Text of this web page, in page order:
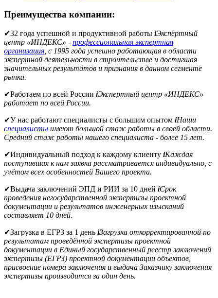
Преимущества компании:
✔32 года успешной и продуктивной работы iЭкспертный
центр «ИНДЕКС» - профессиональная экспертная
организация, с 1995 года успешно работающая в области
экспертной деятельности в строительстве и достигшая
значительных результатов и признания в данном сегменте
рынка.
✔Работаем по всей России iЭкспертный центр «ИНДЕКС»
работает по всей России.
✔У нас работают специалисты с большим опытом iНаши
специалисты имеют большой стаж работы в своей области.
Средний стаж работы нашего специалиста - более 15 лет.
✔Индивидуальный подход к каждому клиенту iКаждая
поступившая к нам заявка рассматривается индивидуально, с
учётом всех особенностей Вашего проекта.
✔Выдача заключений ЭПД и РИИ за 10 дней iСрок
проведения негосударственной экспертизы проектной
документации и результатов инженерных изысканий
составляет 10 дней.
✔Загрузка в ЕГРЗ за 1 день iЗагрузка откорректированной по
результатам проведённой экспертизы проектной
документации в Единый государственный реестр заключений
экспертизы (ЕГРЗ) проектной документации объектов,
присвоение номера заключения и выдача Заказчику заключения
экспертизы производится за один день.